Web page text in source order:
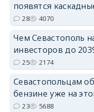
появятся
28 4070
Чем Севастополь
инвесторов до
25 2174
Севастопольцам
бензине уже на
23 5688